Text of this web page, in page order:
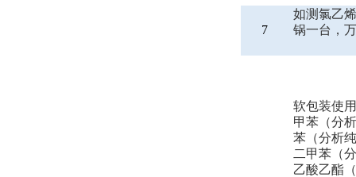
7
如测氯乙
锅一台，
软包装使
甲苯（分
苯（分析
二甲苯（
乙酸乙酯